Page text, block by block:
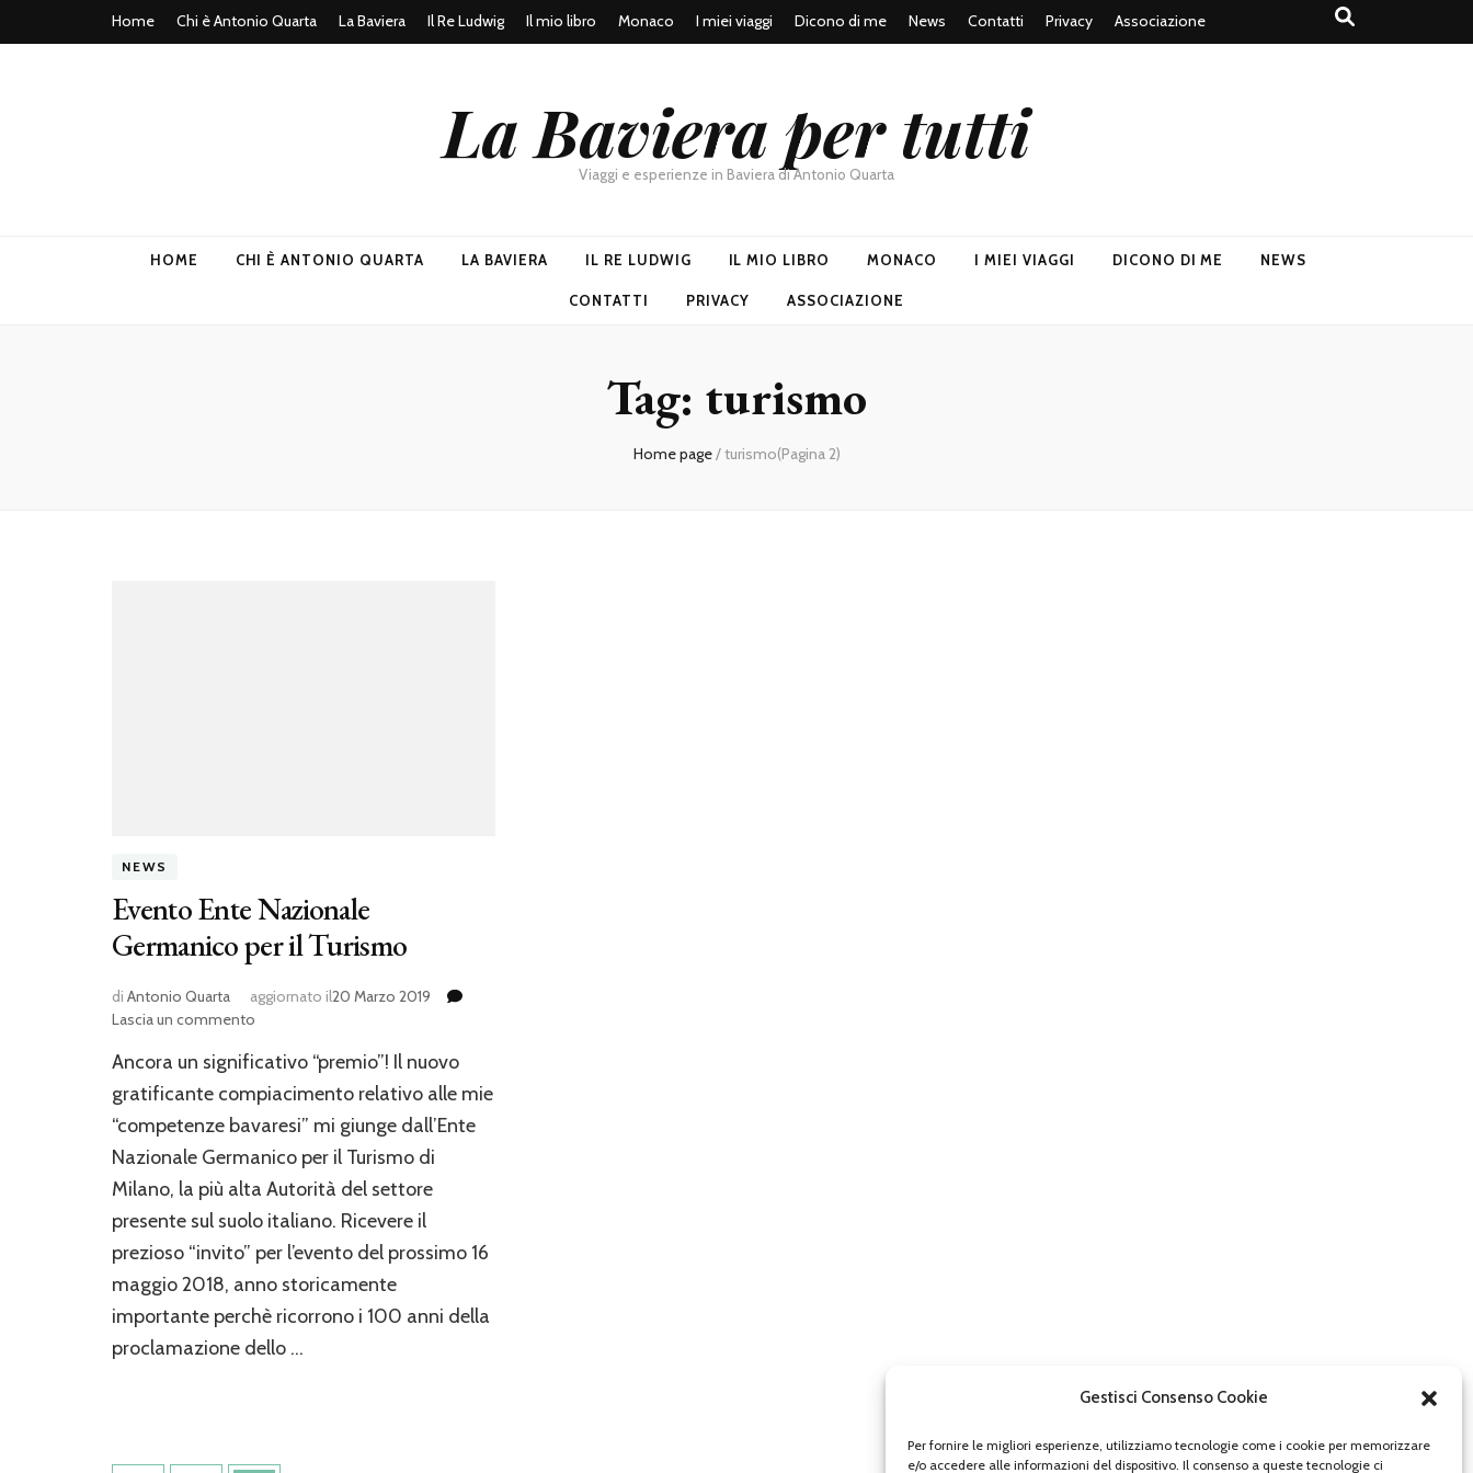
Gestisci Consenso Cookie
Per fornire le migliori esperienze, utilizziamo tecnologie come i cookie per memorizzare
e/o accedere alle informazioni del dispositivo. Il consenso a queste tecnologie ci
Home Chi è Antonio Quarta La Baviera Il Re Ludwig Il mio libro Monaco I miei viaggi Dicono di me News Contatti Privacy Associazione
La Baviera per tutti
Viaggi e esperienze in Baviera di Antonio Quarta
HOME CHI È ANTONIO QUARTA LA BAVIERA IL RE LUDWIG IL MIO LIBRO MONACO I MIEI VIAGGI DICONO DI ME NEWS
CONTATTI PRIVACY ASSOCIAZIONE
Tag: turismo
Home page/turismo(Pagina 2)
NEWS
Evento Ente Nazionale
Germanico per il Turismo
di Antonio Quarta aggiornato il20 Marzo 2019
Lascia un commento
Ente
Nazionale
Germanico
per
il
Turismo
Ancora un significativo “premio”! Il nuovo
gratificante compiacimento relativo alle mie
“competenze bavaresi” mi giunge dall’Ente
Nazionale Germanico per il Turismo di
Milano, la più alta Autorità del settore
presente sul suolo italiano. Ricevere il
prezioso “invito” per l’evento del prossimo 16
maggio 2018, anno storicamente
importante perchè ricorrono i 100 anni della
proclamazione dello …